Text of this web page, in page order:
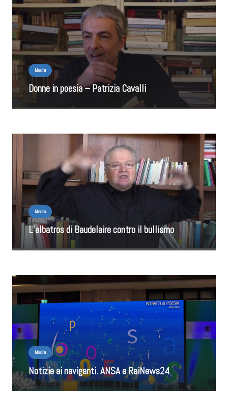
Media
Donne in poesia – Patrizia Cavalli
Media
L’albatros di Baudelaire contro il bullismo
Media
Notizie ai naviganti. ANSA e RaiNews24